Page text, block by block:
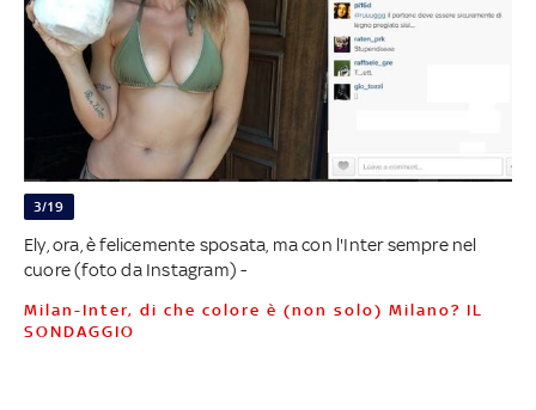
3/19
Ely, ora, è felicemente sposata, ma con l'Inter sempre nel
cuore (foto da Instagram) -
Milan-Inter, di che colore è (non solo) Milano? IL
SONDAGGIO